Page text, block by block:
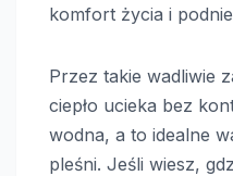
komfort życia i
Przez takie wadliwie
ciepło ucieka bez
wodna, a to idealne
pleśni. Jeśli wiesz,